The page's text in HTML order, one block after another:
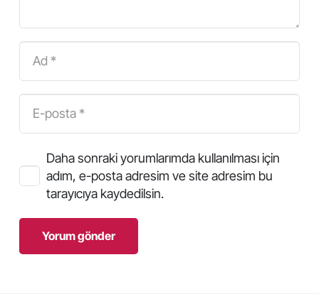
Daha sonraki yorumlarımda kullanılması için
adım, e-posta adresim ve site adresim bu
tarayıcıya kaydedilsin.
Yorum gönder